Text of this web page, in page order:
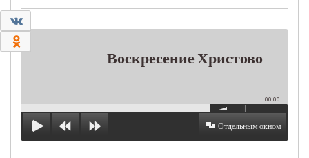
Воскресение Христово
00:00
Отдельным окном